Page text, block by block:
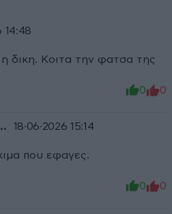
14:48
η δικη. Κοιτα την φατσα της
0 0
18·06·2026 15:14
που εφαγες.
0 0